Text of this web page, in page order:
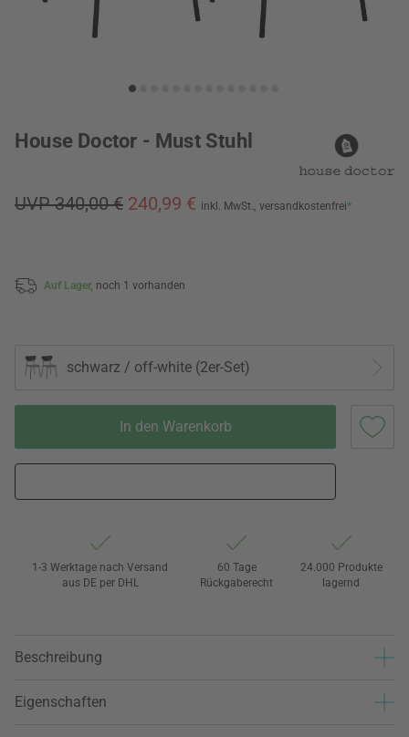
House Doctor - Must Stuhl
UVP 340,00 € 240,99 € inkl. MwSt., versandkostenfrei*
Auf Lager, noch 1 vorhanden
schwarz / off-white (2er-Set)
In den Warenkorb
1-3 Werktage nach Versand
aus DE per DHL
60 Tage
Rückgaberecht
24.000 Produkte
lagernd
Beschreibung
Eigenschaften